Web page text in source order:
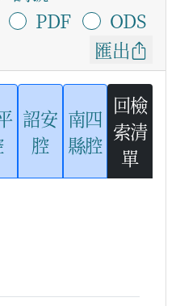
PDF
ODS
匯出
詔安
腔
南四
縣腔
回檢
索清
單